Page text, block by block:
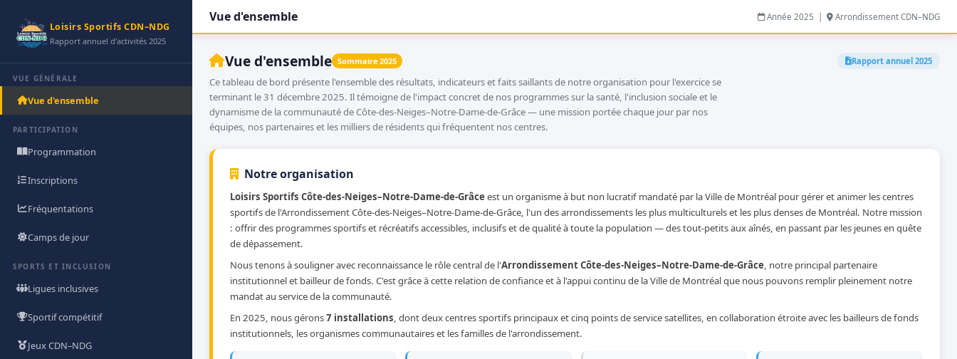
Loisirs Sportifs CDN–NDG
Rapport annuel d'activités 2025
VUE GÉNÉRALE
Vue d'ensemble
PARTICIPATION
Programmation
Inscriptions
Fréquentations
Camps de jour
SPORTS ET INCLUSION
Ligues inclusives
Sportif compétitif
Jeux CDN–NDG
Vue d'ensemble Année 2025 | Arrondissement CDN–NDG
Vue d'ensemble Sommaire 2025 Rapport annuel 2025
Ce tableau de bord présente l'ensemble des résultats, indicateurs et faits saillants de notre organisation pour l'exercice se
terminant le 31 décembre 2025. Il témoigne de l'impact concret de nos programmes sur la santé, l'inclusion sociale et le
dynamisme de la communauté de Côte-des-Neiges–Notre-Dame-de-Grâce — une mission portée chaque jour par nos
équipes, nos partenaires et les milliers de résidents qui fréquentent nos centres.
Notre organisation
Loisirs Sportifs Côte-des-Neiges–Notre-Dame-de-Grâceest un organisme à but non lucratif mandaté par la Ville de Montréal pour gérer et animer les centres
sportifs de l'Arrondissement Côte-des-Neiges–Notre-Dame-de-Grâce, l'un des arrondissements les plus multiculturels et les plus denses de Montréal. Notre mission
: offrir des programmes sportifs et récréatifs accessibles, inclusifs et de qualité à toute la population — des tout-petits aux aînés, en passant par les jeunes en quête
de dépassement.
Nous tenons à souligner avec reconnaissance le rôle central de l'Arrondissement Côte-des-Neiges–Notre-Dame-de-Grâce, notre principal partenaire
institutionnel et bailleur de fonds. C'est grâce à cette relation de confiance et à l'appui continu de la Ville de Montréal que nous pouvons remplir pleinement notre
mandat au service de la communauté.
En 2025, nous gérons7 installations, dont deux centres sportifs principaux et cinq points de service satellites, en collaboration étroite avec les bailleurs de fonds
institutionnels, les organismes communautaires et les familles de l'arrondissement.